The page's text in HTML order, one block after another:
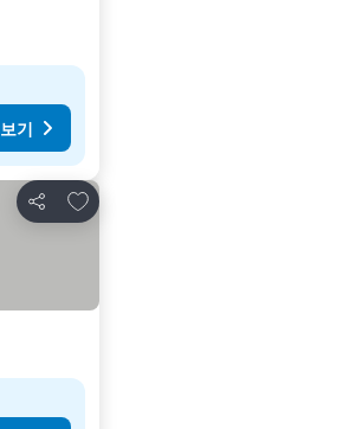
기
공유
즐겨찾기에 추가